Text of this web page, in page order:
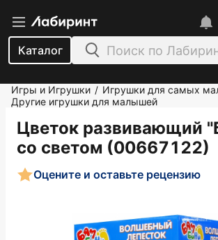
Каталог
Игры и Игрушки / Игрушки для самых
Другие игрушки для малышей
Цветок развивающий
со светом (00667122)
Оцените и оставьте рецензию